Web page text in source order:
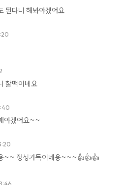
된다니 해봐야겠어요
찰떡이네요
야겠어요~~
~~ 정성가득이네용~~~👍👍👍